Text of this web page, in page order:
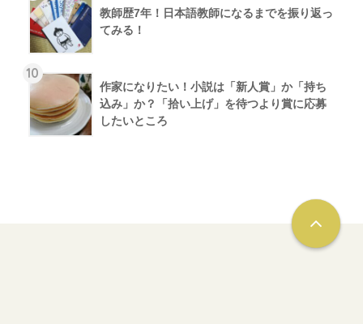
教師歴7年！日本語教師になるまでを振り返っ
てみる！
10
作家になりたい！小説は「新人賞」か「持ち
込み」か？「拾い上げ」を待つより賞に応募
したいところ